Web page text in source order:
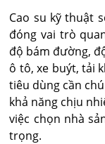
Cao su kỹ thuật
đóng vai trò
độ bám đường,
ô tô, xe buýt, tải
tiêu dùng cần
khả năng chịu
việc chọn nhà
trọng.